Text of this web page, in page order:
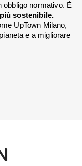
obbligo normativo. È
sostenibile.
UpTown Milano,
e a migliorare